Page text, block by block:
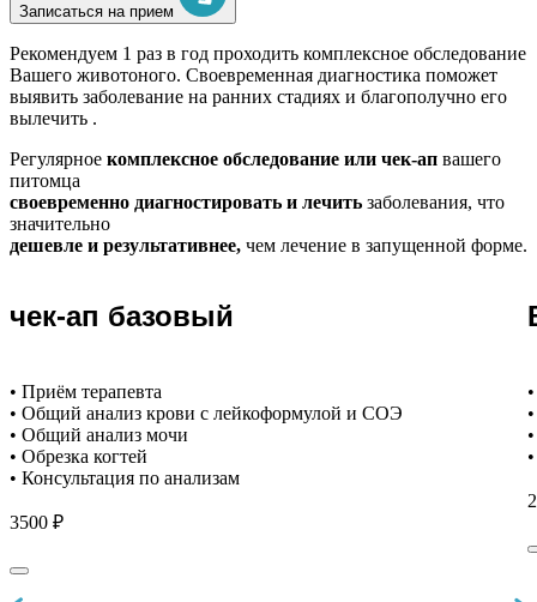
Записаться на прием
Рекомендуем 1 раз в год проходить комплексное обследование
Вашего животоного. Своевременная диагностика поможет
выявить заболевание на ранних стадиях и благополучно его
вылечить .
Регулярное комплексное обследование или чек-ап вашего
питомца
своевременно диагностировать и лечить заболевания, что
значительно
дешевле и результативнее, чем лечение в запущенной форме.
чек-ап базовый
• Приём терапевта
• Общий анализ крови с лейкоформулой и СОЭ
• Общий анализ мочи
• Обрезка когтей
• Консультация по анализам
3500 ₽